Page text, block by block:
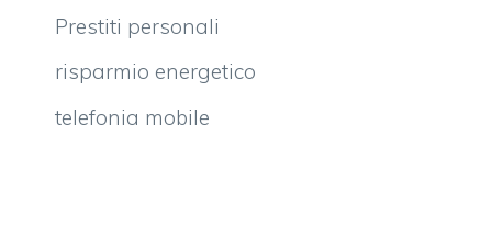
Prestiti personali
risparmio energetico
telefonia mobile